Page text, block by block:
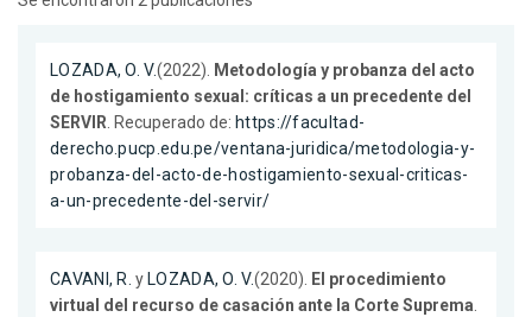
LOZADA, O. V.(2022). Metodología y probanza del acto
de hostigamiento sexual: críticas a un precedente del
SERVIR. Recuperado de: https://facultad-
derecho.pucp.edu.pe/ventana-juridica/metodologia-y-
probanza-del-acto-de-hostigamiento-sexual-criticas-
a-un-precedente-del-servir/
CAVANI, R. y LOZADA, O. V.(2020). El procedimiento
virtual del recurso de casación ante la Corte Suprema.